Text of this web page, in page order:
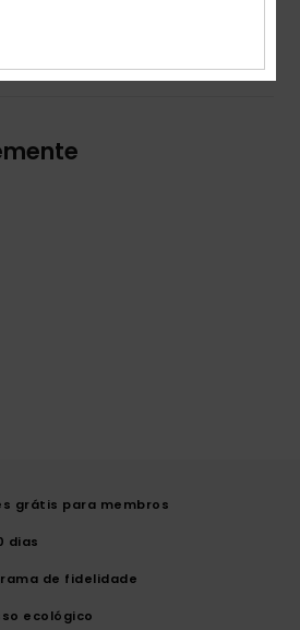
grátis para membros
dias
de fidelidade
ecológico